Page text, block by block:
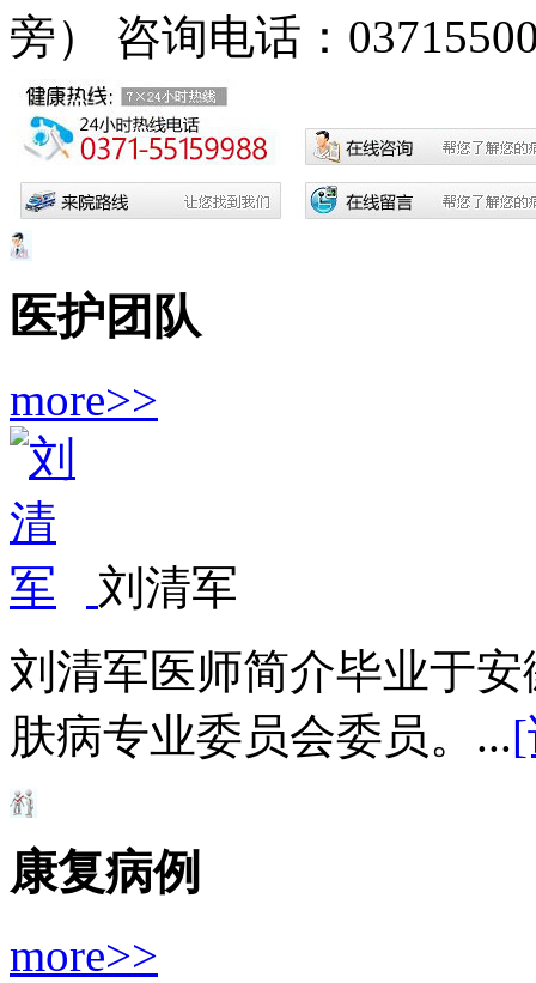
旁）
咨询电话：
医护团队
more>>
刘清军
刘清军医师简介毕业于
肤病专业委员会委员。...
康复病例
more>>